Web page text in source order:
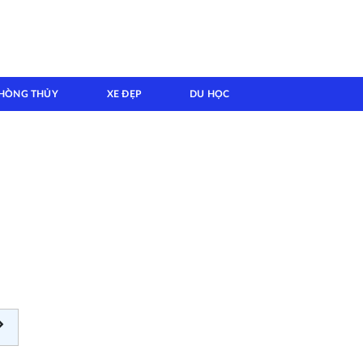
THỦY XE ĐẸP DU HỌC